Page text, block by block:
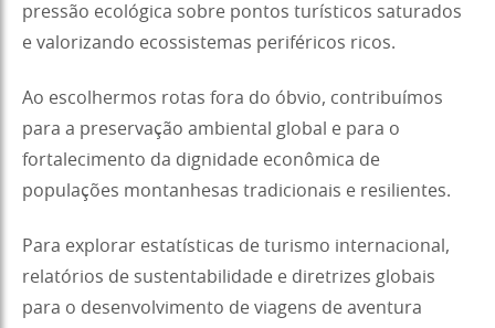
pressão ecológica sobre pontos turísticos saturados
e valorizando ecossistemas periféricos ricos.
Ao escolhermos rotas fora do óbvio, contribuímos
para a preservação ambiental global e para o
fortalecimento da dignidade econômica de
populações montanhesas tradicionais e resilientes.
Para explorar estatísticas de turismo internacional,
relatórios de sustentabilidade e diretrizes globais
para o desenvolvimento de viagens de aventura